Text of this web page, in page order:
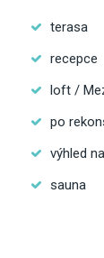
terasa
recepce
loft /
po
výhled
sauna